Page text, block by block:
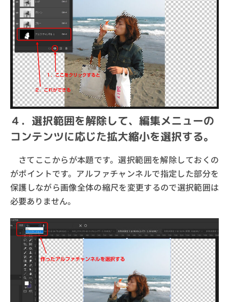
４．選択範囲を解除して、編集メニューの
コンテンツに応じた拡大縮小を選択する。
さてここからが本題です。選択範囲を解除しておくの
がポイントです。アルファチャンネルで指定した部分を
保護しながら画像全体の縮尺を変更するので選択範囲は
必要ありません。